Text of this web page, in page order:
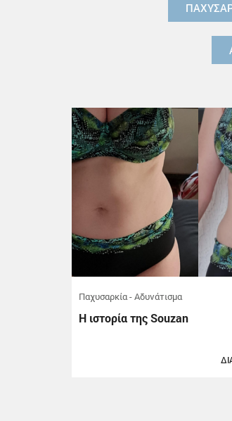
Παχυσαρκία - Αδυνάτισμα
Η ιστορία της Souzan